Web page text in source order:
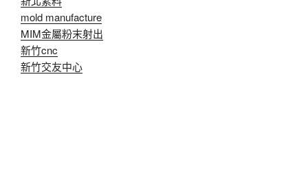
mold manufacture
MIM金屬粉末射出
新竹cnc
新竹交友中心